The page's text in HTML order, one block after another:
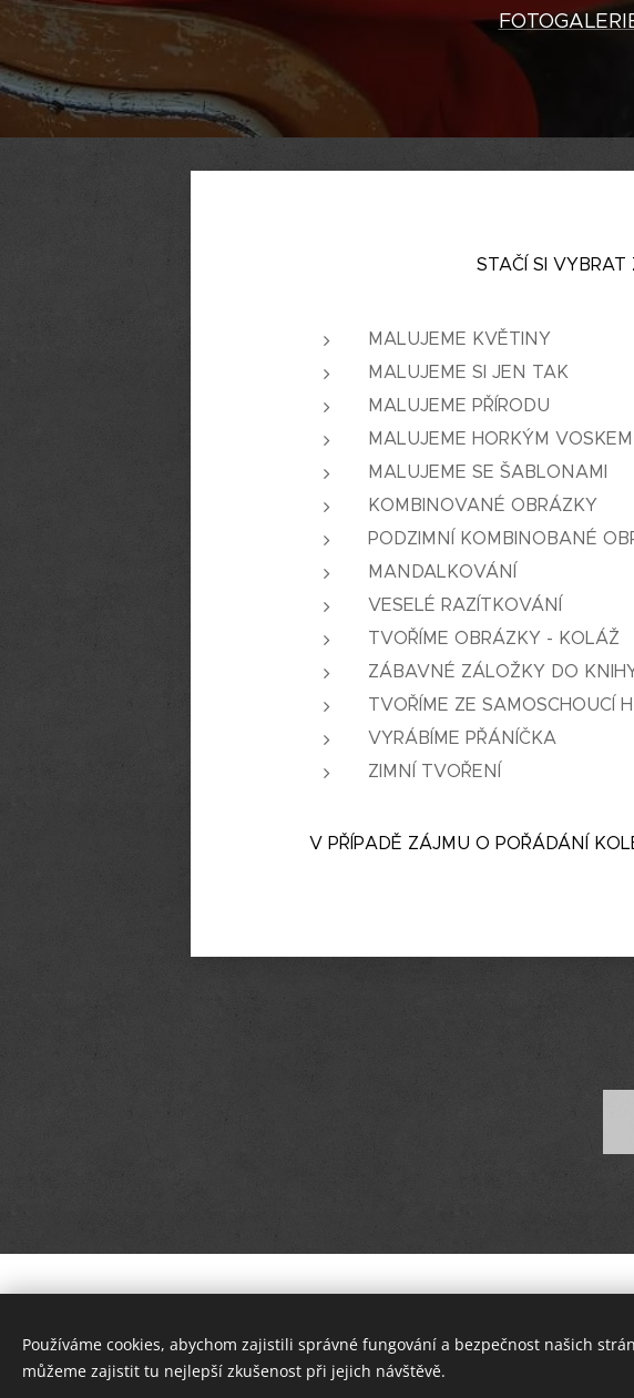
STAČÍ SI
MALUJEME KVĚTINY
MALUJEME SI JEN TAK
MALUJEME PŘÍRODU
MALUJEME HORKÝM
MALUJEME SE ŠABLONAMI
KOMBINOVANÉ OBRÁZKY
PODZIMNÍ KOMBINOBANÉ
MANDALKOVÁNÍ
VESELÉ RAZÍTKOVÁNÍ
TVOŘÍME OBRÁZKY - KOLÁŽ
ZÁBAVNÉ ZÁLOŽKY DO
TVOŘÍME ZE SAMOSCHOUCÍ
VYRÁBÍME PŘÁNÍČKA
ZIMNÍ TVOŘENÍ
V PŘÍPADĚ ZÁJMU O POŘÁDÁNÍ
KONTAKT: e-mail:kalachart@seznam.cz, telefon
AUTORSKÁ ORIGINÁLNÍ TVORBA.Upozornění -
Používáme cookies, abychom zajistili správné fungování a bezpečnost našich
můžeme zajistit tu nejlepší zkušenost při jejich návštěvě.